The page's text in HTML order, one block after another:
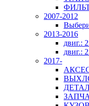
2007-2012
2013-2016
двиг.:
двиг.:
2017-